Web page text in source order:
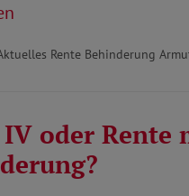
Rente Behinderung
oder Rente